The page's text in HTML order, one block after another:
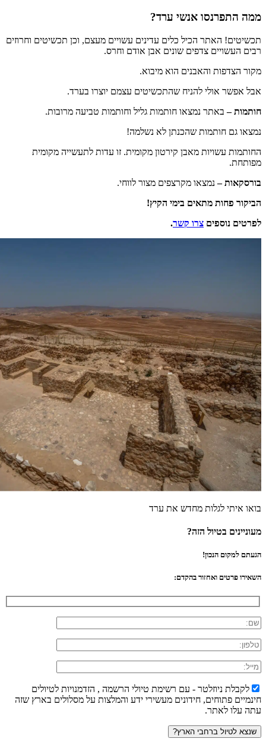
ממה התפרנסו אנשי ערד?
תכשיטים! האתר הכיל כלים עדינים עשויים מעצם, וכן תכשיטים וחרוזים
רבים העשויים צדפים שונים אבן אודם וחרס.
מקור הצדפות והאבנים הוא מיבוא.
אבל אפשר אולי להניח שהתכשיטים עצמם יוצרו בערד.
חותמות –באתר נמצאו חותמות גליל וחותמות טביעה מרובות.
נמצאו גם חותמות שהכנתן לא נשלמה!
החותמות עשויות מאבן קירטון מקומית. זו עדות לתעשייה מקומית
מפותחת.
בורסקאות –נמצאו מקרצפים מצור לווחי.
הביקור פחות מתאים בימי הקיץ!
לפרטים נוספים צרו קשר.
בואו איתי לגלות מחדש את ערד
מעוניינים בטיול הזה?
הגעתם למקום הנכון!
השאירו פרטים ואחזור בהקדם:
לקבלת ניוזלטר - עם רשימת טיולי הרשמה , הזדמנויות לטיולים
חינמיים פתוחים, חידונים מעשירי ידע והמלצות על מסלולים בארץ שזה
עתה עלו לאתר.